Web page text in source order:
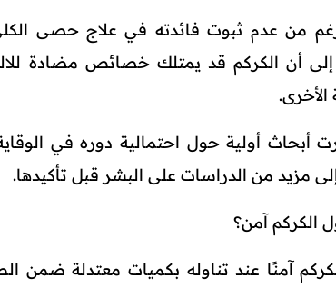
من عدم ثبوت فائدته في علاج حصى
أن الكركم قد يمتلك خصائص مضادة
أبحاث أولية حول احتمالية دوره في
مزيد من الدراسات على البشر قبل تأكيدها.
الكركم آمن؟
آمنًا عند تناوله بكميات معتدلة